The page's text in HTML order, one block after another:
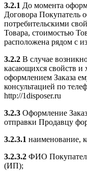
3.2.1 До момента
Договора Покупатель
потребительскими
Товара, стоимостью
расположена рядом с
3.2.2 В случае
касающихся свойств и
оформлением Заказа
консультацией по
http://1disposer.ru
3.2.3 Оформление
отправки Продавцу
3.2.3.1 наименование,
3.2.3.2 ФИО
(ИП);